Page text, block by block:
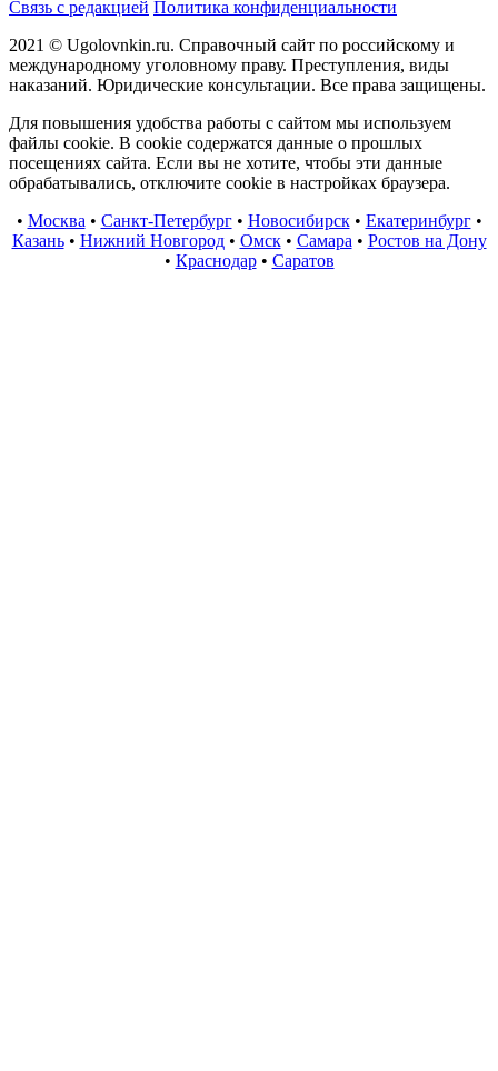
Связь с редакцией Политика конфиденциальности
2021 © Ugolovnkin.ru. Справочный сайт по российскому и
международному уголовному праву. Преступления, виды
наказаний. Юридические консультации. Все права защищены.
Для повышения удобства работы с сайтом мы используем
файлы cookie. В cookie содержатся данные о прошлых
посещениях сайта. Если вы не хотите, чтобы эти данные
обрабатывались, отключите cookie в настройках браузера.
• Москва • Санкт-Петербург• Новосибирск• Екатеринбург•
Казань• Нижний Новгород• Омск• Самара • Ростов на Дону
• Краснодар• Саратов